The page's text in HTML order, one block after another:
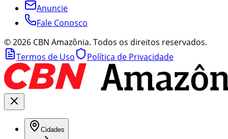
Anuncie
Fale Conosco
©2026 CBN Amazônia. Todos os direitos reservados.
Termos de Uso
Política de Privacidade
Cidades